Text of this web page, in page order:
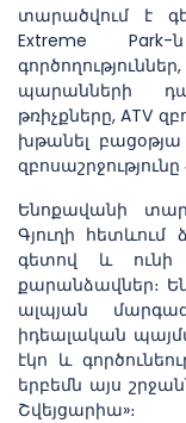
տարածվում է
Extreme
պարանների
թռիչքները, ATV
խթանել
Ենոքավանի
Գյուղի
գետով և ունի
քարանձավներ։
ալպյան
իդեալական
էկո և
երբեմն այս
Շվեյցարիա»։